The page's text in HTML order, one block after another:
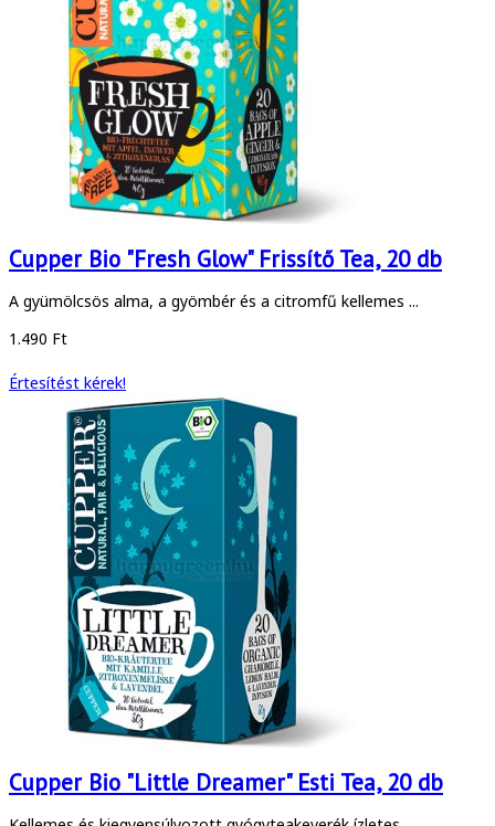
Cupper Bio "Fresh Glow" Frissítő Tea, 20 db
A gyümölcsös alma, a gyömbér és a citromfű kellemes ...
1.490 Ft
Értesítést kérek!
Cupper Bio "Little Dreamer" Esti Tea, 20 db